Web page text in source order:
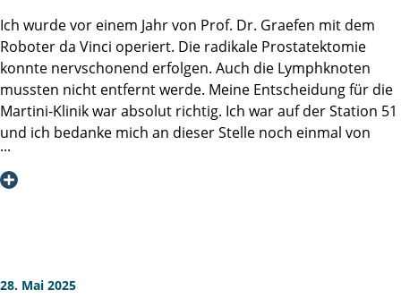
Ich wurde vor einem Jahr von Prof. Dr. Graefen mit dem
Roboter da Vinci operiert. Die radikale Prostatektomie
konnte nervschonend erfolgen. Auch die Lymphknoten
mussten nicht entfernt werde. Meine Entscheidung für die
Martini-Klinik war absolut richtig. Ich war auf der Station 51
und ich bedanke mich an dieser Stelle noch einmal von
ganzem Herzen bei Herrn Prof. Dr. Graefen, der trotz
seines sicher vollen Terminkalenders jeden Tag für mich
usw. waren hervorragend. Dieses Bild zeigen ja auch sehr
28. Mai 2025